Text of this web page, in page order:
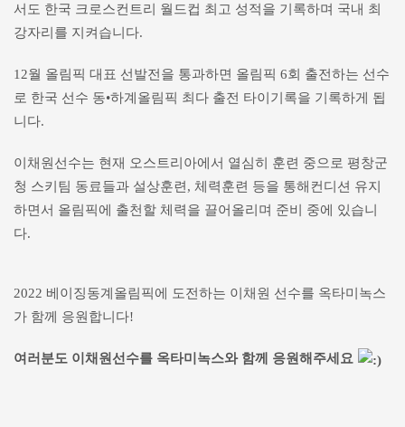
서도 한국 크로스컨트리 월드컵 최고 성적을 기록하며 국내 최
강자리를 지켜습니다.
12월 올림픽 대표 선발전을 통과하면 올림픽 6회 출전하는 선수
로 한국 선수 동•하계올림픽 최다 출전 타이기록을 기록하게 됩
니다.
이채원선수는 현재 오스트리아에서 열심히 훈련 중으로 평창군
청 스키팀 동료들과 설상훈련, 체력훈련 등을 통해컨디션 유지
하면서 올림픽에 출천할 체력을 끌어올리며 준비 중에 있습니
다.
2022 베이징동계올림픽에 도전하는 이채원 선수를 옥타미녹스
가 함께 응원합니다!
여러분도 이채원선수를 옥타미녹스와 함께 응원해주세요